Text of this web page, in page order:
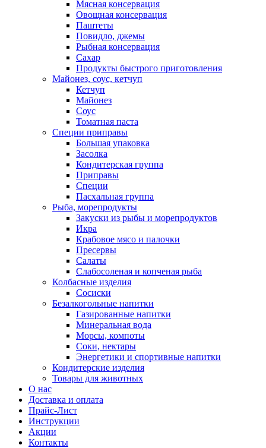
Мясная консервация
Овощная консервация
Паштеты
Повидло, джемы
Рыбная консервация
Сахар
Продукты быстрого приготовления
Майонез, соус, кетчуп
Кетчуп
Майонез
Соус
Томатная паста
Специи приправы
Большая упаковка
Засолка
Кондитерская группа
Приправы
Специи
Пасхальная группа
Рыба, морепродукты
Закуски из рыбы и морепродуктов
Икра
Крабовое мясо и палочки
Пресервы
Салаты
Слабосоленая и копченая рыба
Колбасные изделия
Сосиски
Безалкогольные напитки
Газированные напитки
Минеральная вода
Морсы, компоты
Соки, нектары
Энергетики и спортивные напитки
Кондитерские изделия
Товары для животных
О нас
Доставка и оплата
Прайс-Лист
Инструкции
Акции
Контакты